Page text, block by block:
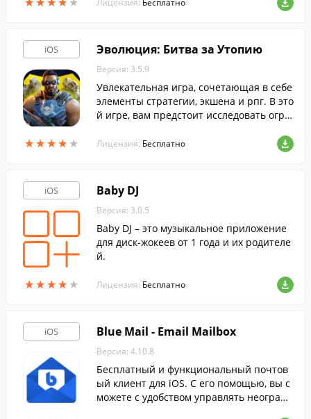
Лицензия: Бесплатно
iOS
★★★★ ★
★★★★ ★
Эволюция: Битва за Утопию
Версия: 3.5.9
Увлекательная игра, сочетающая в себе
элементы стратегии, экшена и рпг. В это
й игре, вам предстоит исследовать огро
е от атак неприятеля.
Лицензия: Бесплатно
iOS
★★★★ ★
★★★★ ★
Baby DJ
Версия: 3.0.5
Baby DJ – это музыкальное приложение
для диск-жокеев от 1 года и их родителе
й.
Лицензия: Бесплатно
iOS Blue Mail - Email Mailbox
Версия: 4.10.8
Бесплатный и функциональный почтов
ый клиент для iOS. С его помощью, вы с
можете с удобством управлять неограни